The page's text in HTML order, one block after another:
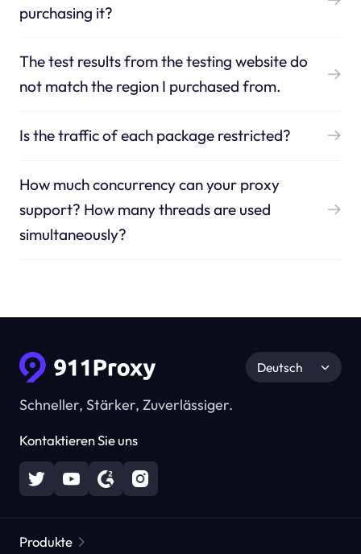
purchasing it?
The test results from the testing website do
not match the region I purchased from.
Is the traffic of each package restricted?
How much concurrency can your proxy
support? How many threads are used
simultaneously?
Schneller, Stärker, Zuverlässiger.
Kontaktieren Sie uns
Deutsch
Produkte